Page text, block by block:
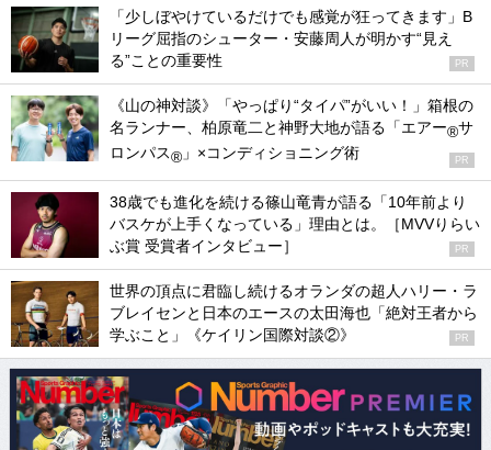
「少しぼやけているだけでも感覚が狂ってきます」B
リーグ屈指のシューター・安藤周人が明かす“見え
る”ことの重要性
PR
《山の神対談》「やっぱり“タイパ”がいい！」箱根の
名ランナー、柏原竜二と神野大地が語る「エアー®サ
ロンパス® 」×コンディショニング術 PR
38歳でも進化を続ける篠山竜青が語る「10年前より
バスケが上手くなっている」理由とは。［MVVりらい
ぶ賞 受賞者インタビュー］
PR
世界の頂点に君臨し続けるオランダの超人ハリー・ラ
ブレイセンと日本のエースの太田海也「絶対王者から
学ぶこと」《ケイリン国際対談②》
PR